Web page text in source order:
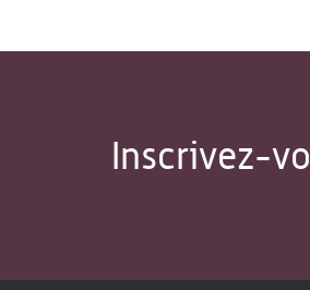
Inscrivez-